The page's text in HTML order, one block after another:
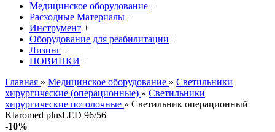
Медицинское оборудование +
Расходные Материалы +
Инструмент +
Оборудование для реабилитации +
Лизинг +
НОВИНКИ +
Главная » Медицинское оборудование » Светильники
хирургические (операционные) » Светильники
хирургические потолочные » Светильник операционный
Klaromed plusLED 96/56
-10%